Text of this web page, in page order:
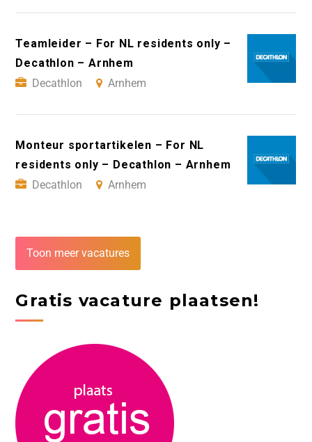
Teamleider – For NL residents only –
Decathlon – Arnhem
Decathlon
Arnhem
Monteur sportartikelen – For NL
residents only – Decathlon – Arnhem
Decathlon
Arnhem
Toon meer vacatures
Gratis vacature plaatsen!